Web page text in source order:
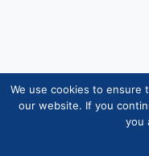
Copyright ©
We use cookies to ensure
our website. If you
you